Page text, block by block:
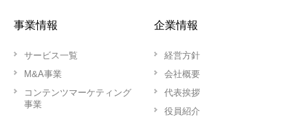
事業情報
サービス一覧
M&A事業
コンテンツマーケティング
事業
企業情報
経営方針
会社概要
代表挨拶
役員紹介